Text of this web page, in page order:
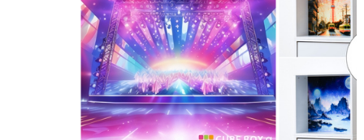
料・お支払いについて
イページ/会員登録
定商取引法に基づく表記